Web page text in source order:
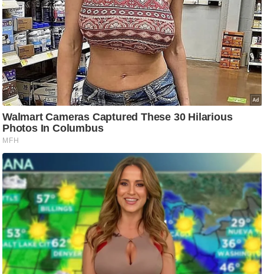
स
म
सा
म
यि
क
मा
तृ
भू
मि
स्तं
भ
ए
म
.
आ
र